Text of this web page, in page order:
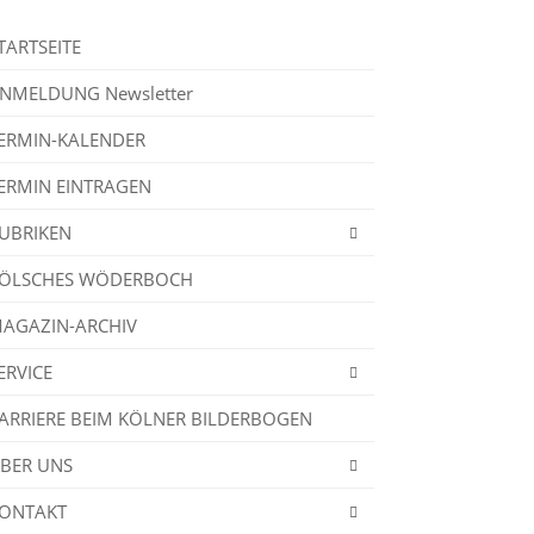
Newsletter
KALENDER
EINTRAGEN
WÖDERBOCH
ARCHIV
BEIM KÖLNER BILDERBOGEN
UNS